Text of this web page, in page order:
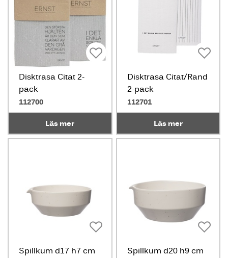
Disktrasa Citat 2-
pack
112700
Läs mer
Disktrasa Citat/Rand
2-pack
112701
Läs mer
Spillkum d17 h7 cm Spillkum d20 h9 cm